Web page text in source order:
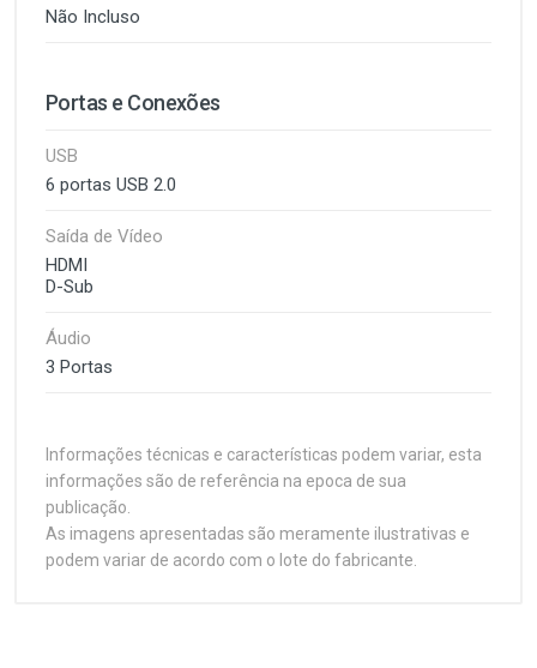
Não Incluso
Portas e Conexões
USB
6 portas USB 2.0
Saída de Vídeo
HDMI
D-Sub
Áudio
3 Portas
Informações técnicas e características podem variar, esta
informações são de referência na epoca de sua
publicação.
As imagens apresentadas são meramente ilustrativas e
podem variar de acordo com o lote do fabricante.